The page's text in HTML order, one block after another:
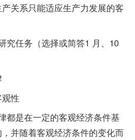
关系只能适应生产力发展的客
任务（选择或简答1 月、10
性
是在一定的客观经济条件基
并随着客观经济条件的变化而